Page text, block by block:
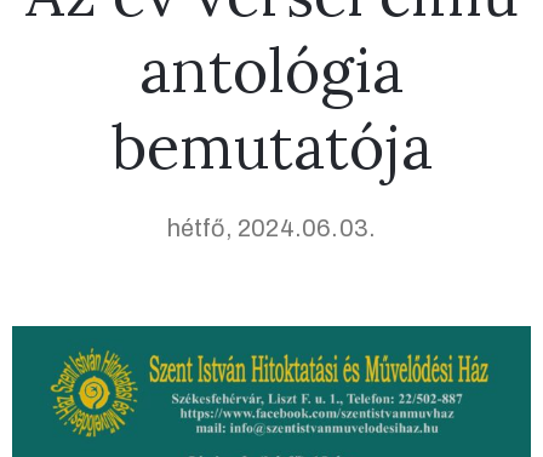
antológia
bemutatója
hétfő, 2024.06.03.